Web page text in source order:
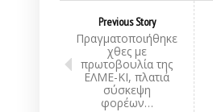
Previous Story
Πραγματοποιήθηκε
χθες με
πρωτοβουλία της
ΕΛΜΕ-ΚΙ, πλατιά
σύσκεψη
φορέων…